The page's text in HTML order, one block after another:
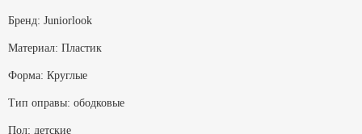
Бренд: Juniorlook
Материал: Пластик
Форма: Круглые
Тип оправы: ободковые
Пол: детские